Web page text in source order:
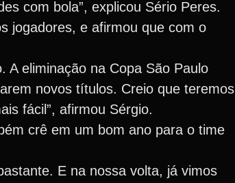
com bola”, explicou Sério Peres.
jogadores, e afirmou que com o
A eliminação na Copa São Paulo
novos títulos. Creio que teremos
fácil”, afirmou Sérgio.
crê em um bom ano para o time
E na nossa volta, já vimos